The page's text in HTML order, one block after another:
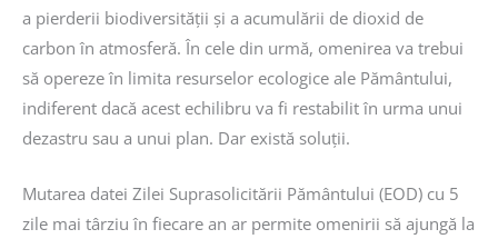
a pierderii biodiversității și a acumulării de dioxid de
carbon în atmosferă. În cele din urmă, omenirea va trebui
să opereze în limita resurselor ecologice ale Pământului,
indiferent dacă acest echilibru va fi restabilit în urma unui
dezastru sau a unui plan. Dar există soluții.
Mutarea datei Zilei Suprasolicitării Pământului (EOD) cu 5
zile mai târziu în fiecare an ar permite omenirii să ajungă la